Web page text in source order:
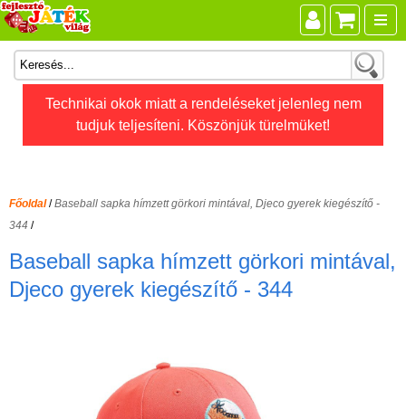
Technikai okok miatt a rendeléseket jelenleg nem
tudjuk teljesíteni. Köszönjük türelmüket!
Főoldal/Baseball sapka hímzett görkori mintával, Djeco gyerek kiegészítő -
344 /
Baseball sapka hímzett görkori mintával,
Djeco gyerek kiegészítő - 344
Összes játék
Játékok életkor szerint
Bébijátékok
Diafilm
Fajátékok
Játék hangszer